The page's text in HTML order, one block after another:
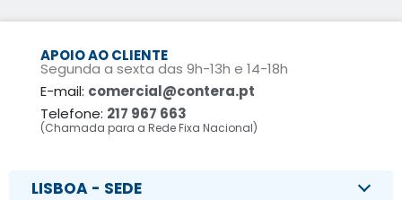
APOIO AO CLIENTE
Segunda a sexta das 9h-13h e 14-18h
E-mail: comercial@contera.pt
Telefone: 217 967 663
(Chamada para a Rede Fixa Nacional)
LISBOA - SEDE